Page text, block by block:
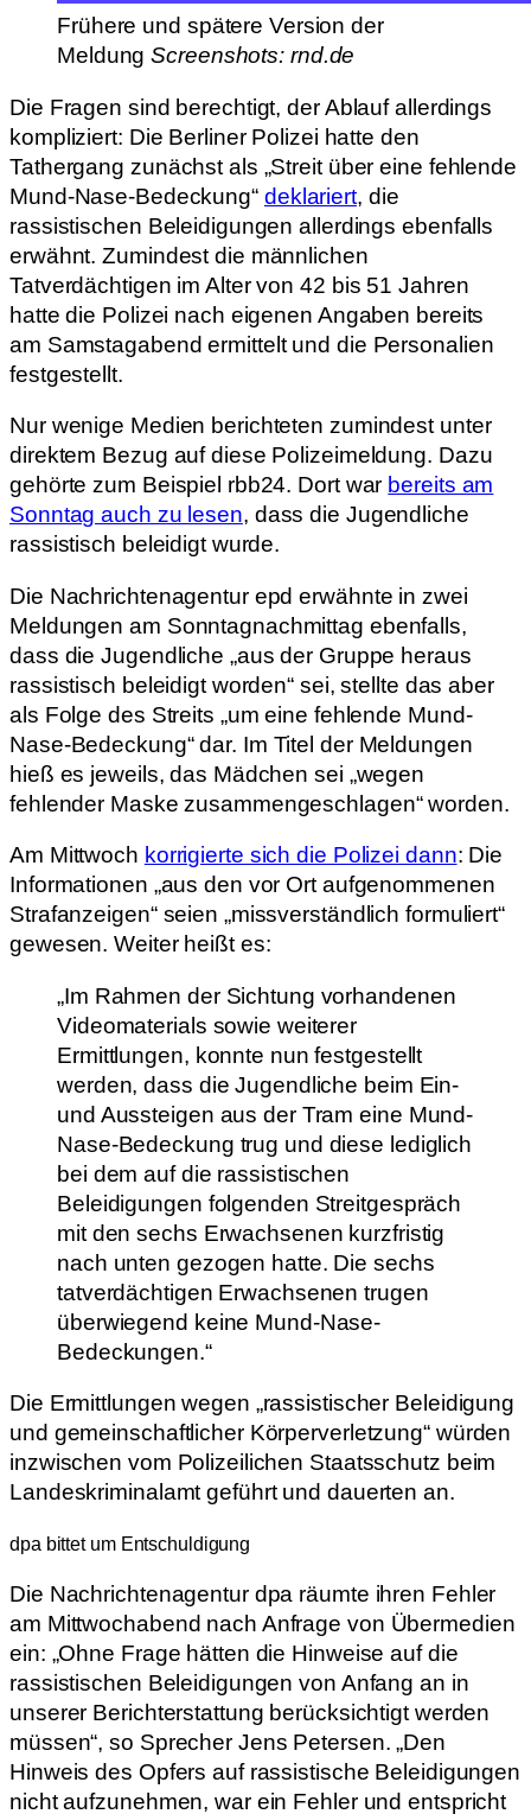
Frühere und spätere Version der
MeldungScreenshots: rnd.de
Die Fragen sind berechtigt, der Ablauf allerdings
kompliziert: Die Berliner Polizei hatte den
Tathergang zunächst als „Streit über eine fehlende
Mund-Nase-Bedeckung“ deklariert, die
rassistischen Beleidigungen allerdings ebenfalls
erwähnt. Zumindest die männlichen
Tatverdächtigen im Alter von 42 bis 51 Jahren
hatte die Polizei nach eigenen Angaben bereits
am Samstagabend ermittelt und die Personalien
festgestellt.
Nur wenige Medien berichteten zumindest unter
direktem Bezug auf diese Polizeimeldung. Dazu
gehörte zum Beispiel rbb24. Dort war bereits am
Sonntag auch zu lesen, dass die Jugendliche
rassistisch beleidigt wurde.
Die Nachrichtenagentur epd erwähnte in zwei
Meldungen am Sonntagnachmittag ebenfalls,
dass die Jugendliche „aus der Gruppe heraus
rassistisch beleidigt worden“ sei, stellte das aber
als Folge des Streits „um eine fehlende Mund-
Nase-Bedeckung“ dar. Im Titel der Meldungen
hieß es jeweils, das Mädchen sei „wegen
fehlender Maske zusammengeschlagen“ worden.
Am Mittwoch korrigierte sich die Polizei dann: Die
Informationen „aus den vor Ort aufgenommenen
Strafanzeigen“ seien „missverständlich formuliert“
gewesen. Weiter heißt es:
„Im Rahmen der Sichtung vorhandenen
Videomaterials sowie weiterer
Ermittlungen, konnte nun festgestellt
werden, dass die Jugendliche beim Ein-
und Aussteigen aus der Tram eine Mund-
Nase-Bedeckung trug und diese lediglich
bei dem auf die rassistischen
Beleidigungen folgenden Streitgespräch
mit den sechs Erwachsenen kurzfristig
nach unten gezogen hatte. Die sechs
tatverdächtigen Erwachsenen trugen
überwiegend keine Mund-Nase-
Bedeckungen.“
Die Ermittlungen wegen „rassistischer Beleidigung
und gemeinschaftlicher Körperverletzung“ würden
inzwischen vom Polizeilichen Staatsschutz beim
Landeskriminalamt geführt und dauerten an.
dpa bittet um Entschuldigung
Die Nachrichtenagentur dpa räumte ihren Fehler
am Mittwochabend nach Anfrage von Übermedien
ein: „Ohne Frage hätten die Hinweise auf die
rassistischen Beleidigungen von Anfang an in
unserer Berichterstattung berücksichtigt werden
müssen“, so Sprecher Jens Petersen. „Den
Hinweis des Opfers auf rassistische Beleidigungen
nicht aufzunehmen, war ein Fehler und entspricht